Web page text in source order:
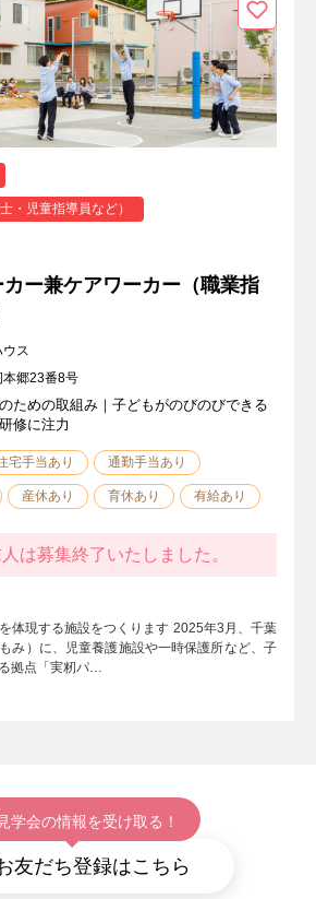
・児童指導員など）
ー兼ケアワーカー（職業指
ス
本郷23番8号
ための取組み｜子どもがのびのびできる
修に注力
宅手当あり 通勤手当あり
産休あり 育休あり 有給あり
は募集終了いたしました。
体現する施設をつくります 2025年3⽉、千葉
み）に、児童養護施設や一時保護所など、子
拠点「実籾パ…
学会の情報を受け取る！
友だち登録はこちら